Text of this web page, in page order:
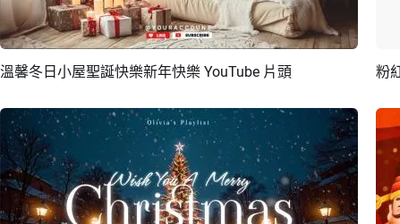
預覽 AI剪同款
溫馨冬日小屋聖誕快樂新年快樂 YouTube 片頭 粉